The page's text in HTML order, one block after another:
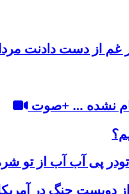
از دست دادنت
نشده ... +صوت
تودر پی آب آب از تو
دویست جنگ در